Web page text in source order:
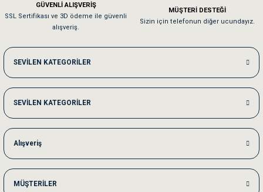
Kedilerim beğeniyorlar. Memnunuz. Uygun fiyatta olması iyi.
Me***** Ya******
Akşam verdiğim sipariş bir sonraki gün elime ulaştı. Jack russell köpeğim
Ka***** Ar******
Ufak bir sorun harici sorun olmadı sağolsunlar onuda hemen çözdüler
GÜVENLİ ALIŞVERİŞ
SSL Sertifikası ve 3D ödeme ile güvenli
alışveriş.
MÜŞTERİ DESTEĞİ
Sizin için telefonun diğer ucundayız.
SEVİLEN KATEGORİLER
SEVİLEN KATEGORİLER
Alışveriş
MÜŞTERİLER